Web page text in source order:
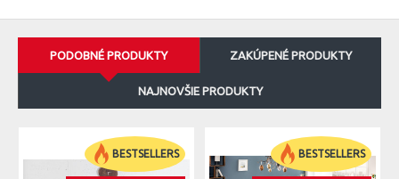
PODOBNÉ PRODUKTY ZAKÚPENÉ PRODUKTY
NAJNOVŠIE PRODUKTY
BESTSELLERS BESTSELLERS